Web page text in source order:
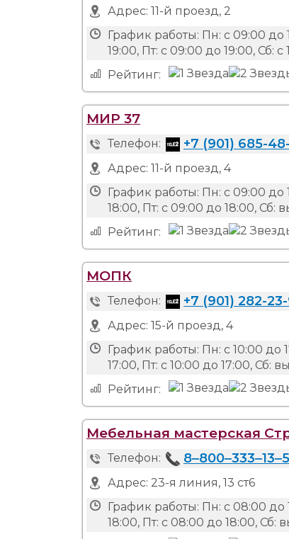
Адрес: 11-й проезд, 2
График работы: Пн: с 09:00 до
19:00, Пт: с 09:00 до 19:00, Сб:
Рейтинг:
МИР 37
Телефон: +7 (901) 685-
Адрес: 11-й проезд, 4
График работы: Пн: с 09:00 до
18:00, Пт: с 09:00 до 18:00, Сб:
Рейтинг:
МОПК
Телефон: +7 (901) 282-
Адрес: 15-й проезд, 4
График работы: Пн: с 10:00 до
17:00, Пт: с 10:00 до 17:00, Сб:
Рейтинг:
Мебельная мастерская
Телефон:
Адрес: 23-я линия, 13 ст6
График работы: Пн: с 08:00 до
18:00, Пт: с 08:00 до 18:00, Сб: